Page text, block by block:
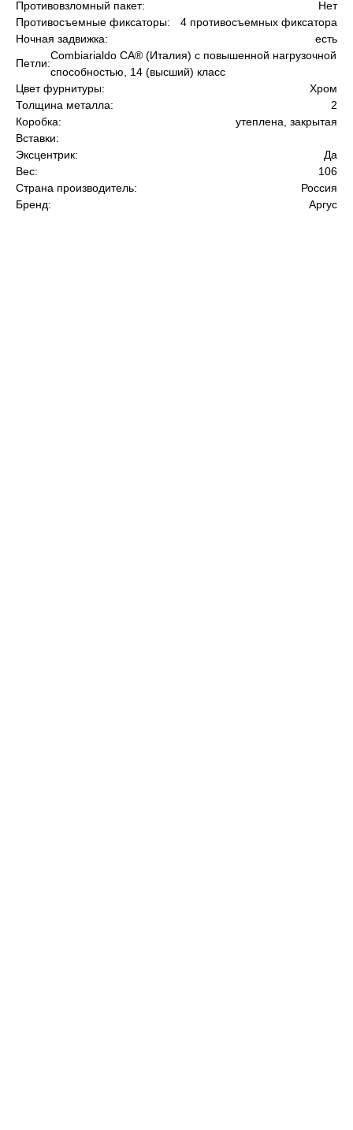
Противовзломный пакет:
Нет
Противосъемные фиксаторы:
4 противосъемных фиксатора
Ночная задвижка:
есть
Петли:
Сombiarialdo СА® (Италия) с повышенной нагрузочной
способностью, 14 (высший) класс
Цвет фурнитуры:
Хром
Толщина металла:
2
Коробка:
утеплена, закрытая
Вставки:
Эксцентрик:
Да
Вес:
106
Страна производитель:
Россия
Бренд:
Аргус